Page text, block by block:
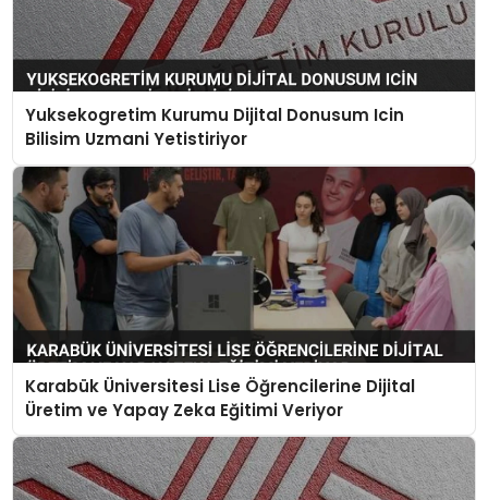
Yuksekogretim Kurumu Dijital Donusum Icin
Bilisim Uzmani Yetistiriyor
Karabük Üniversitesi Lise Öğrencilerine Dijital
Üretim ve Yapay Zeka Eğitimi Veriyor